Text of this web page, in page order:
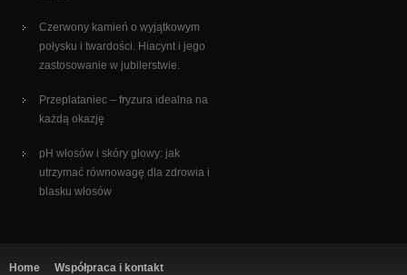
Czerwony kamień o wyjątkowym
połysku i twardości. Hiacynt i jego
zastosowanie w jubilerstwie.
Przeplataniec – fryzura idealna na
każdą okazję
pH włosów i skóry głowy: jak
utrzymać równowagę dla zdrowia i
blasku włosów
Home Współpraca i kontakt